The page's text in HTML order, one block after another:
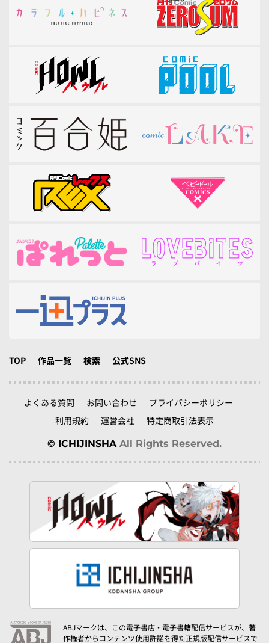
TOP 作品一覧 検索 公式SNS
よくある質問 お問い合わせ
プライバシーポリシー
利用規約
運営会社 特定商取引法表示
© ICHIJINSHA All Rights Reserved.
ABJマークは、この電子書店・電子書籍配信サービスが、著
作権者からコンテンツ使用許諾を得た正規版配信サービスで